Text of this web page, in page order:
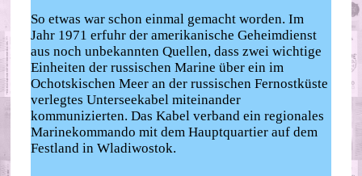
So etwas war schon einmal gemacht worden. Im
Jahr 1971 erfuhr der amerikanische Geheimdienst
aus noch unbekannten Quellen, dass zwei wichtige
Einheiten der russischen Marine über ein im
Ochotskischen Meer an der russischen Fernostküste
verlegtes Unterseekabel miteinander
kommunizierten. Das Kabel verband ein regionales
Marinekommando mit dem Hauptquartier auf dem
Festland in Wladiwostok.